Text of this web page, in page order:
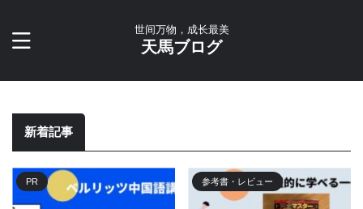
世间万物，成长最美
天馬ブログ
新着記事
PR 参考書・レビュー